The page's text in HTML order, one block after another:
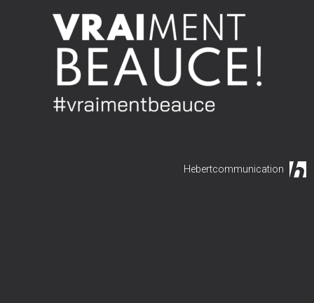
Hebertcommunication